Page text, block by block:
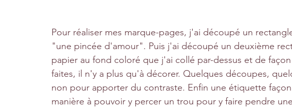
Pour réaliser mes marque-pages, j'ai découpé un
"une pincée d'amour". Puis j'ai découpé un deuxième
papier au fond coloré que j'ai collé par-dessus et de
faites, il n'y a plus qu'à décorer. Quelques découpes,
non pour apporter du contraste. Enfin une étiquette
manière à pouvoir y percer un trou pour y faire pendre